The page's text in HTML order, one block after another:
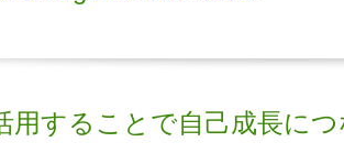
用することで自己成長に